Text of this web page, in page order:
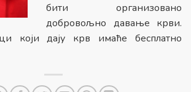
бити организовано
добровољно давање крви.
који дају крв имаће бесплатно